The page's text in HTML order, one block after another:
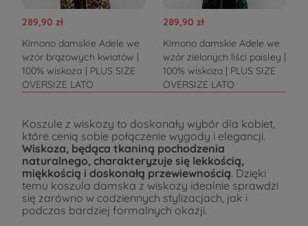
289,90 zł
Kimono damskie Adele we
wzór brązowych kwiatów |
100% wiskoza | PLUS SIZE
OVERSIZE LATO
289,90 zł
Kimono damskie Adele we
wzór zielonych liści paisley |
100% wiskoza | PLUS SIZE
OVERSIZE LATO
Koszule z wiskozy to doskonały wybór dla kobiet,
które cenią sobie połączenie wygody i elegancji.
Wiskoza, będąca tkaniną pochodzenia
naturalnego, charakteryzuje się lekkością,
miękkością i doskonałą przewiewnością. Dzięki
temu koszula damska z wiskozy idealnie sprawdzi
się zarówno w codziennych stylizacjach, jak i
podczas bardziej formalnych okazji.